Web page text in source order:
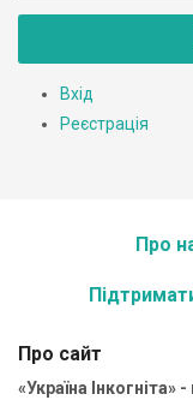
Вхід
Реєстрація
Про
Про сайт
«Україна Інкогніта»